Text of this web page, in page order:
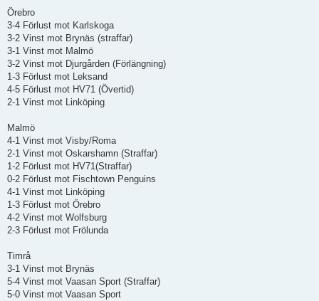
Örebro
3-4 Förlust mot Karlskoga
3-2 Vinst mot Brynäs (straffar)
3-1 Vinst mot Malmö
3-2 Vinst mot Djurgården (Förlängning)
1-3 Förlust mot Leksand
4-5 Förlust mot HV71 (Övertid)
2-1 Vinst mot Linköping
Malmö
4-1 Vinst mot Visby/Roma
2-1 Vinst mot Oskarshamn (Straffar)
1-2 Förlust mot HV71(Straffar)
0-2 Förlust mot Fischtown Penguins
4-1 Vinst mot Linköping
1-3 Förlust mot Örebro
4-2 Vinst mot Wolfsburg
2-3 Förlust mot Frölunda
Timrå
3-1 Vinst mot Brynäs
5-4 Vinst mot Vaasan Sport (Straffar)
5-0 Vinst mot Vaasan Sport